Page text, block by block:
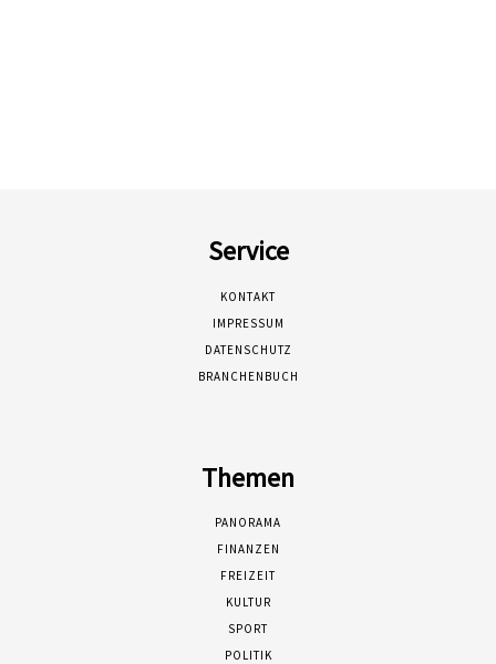
Service
KONTAKT
IMPRESSUM
DATENSCHUTZ
BRANCHENBUCH
Themen
PANORAMA
FINANZEN
FREIZEIT
KULTUR
SPORT
POLITIK